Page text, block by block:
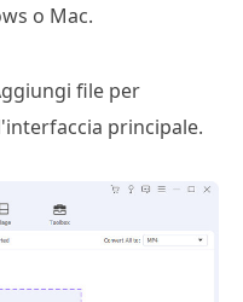
o Mac.
file per
principale.